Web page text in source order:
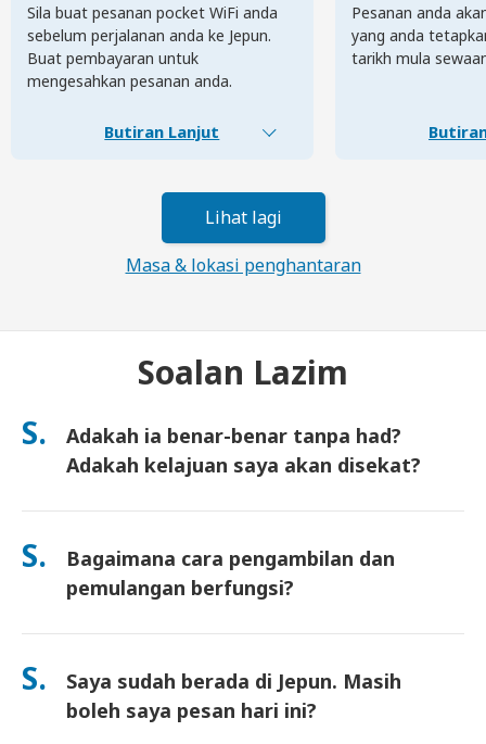
Sila buat pesanan pocket WiFi anda
sebelum perjalanan anda ke Jepun.
Buat pembayaran untuk
mengesahkan pesanan anda.
Butiran Lanjut
Pesanan anda
yang anda
tarikh mula
Lihat lagi
Masa & lokasi penghantaran
Soalan Lazim
S.
Adakah ia benar-benar tanpa had?
Adakah kelajuan saya akan disekat?
Ya. Ia benar-benar tanpa had dan kami tidak mengenakan had
buatan. Anda boleh guna seberapa banyak data yang anda
mahu, sepanjang hari. (Seperti mana-mana rangkaian mudah
alih, kesesakan pembawa sementara boleh menjejaskan
S.
Bagaimana cara pengambilan dan
pemulangan berfungsi?
Ambil di lapangan terbang utama, atau pilih penghantaran ke
surat pemulangan prabayar disertakan—hanya masukkan ke
dalam mana-mana peti pos di Jepun. Tiada kertas kerja, tiada
barisan di kaunter.
S.
Saya sudah berada di Jepun. Masih
boleh saya pesan hari ini?